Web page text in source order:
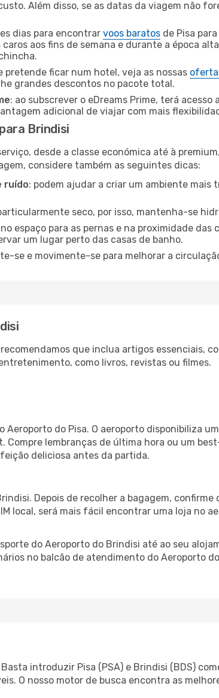
Além disso, se as datas da viagem não
dias para encontrar voos baratos de Pisa
aos fins de semana e durante a época
pretende ficar num hotel, veja as nossas
grandes descontos no pacote total.
: ao subscrever o eDreams Prime, terá
adicional de viajar com mais
Brindisi
desde a classe económica até à
considere também as seguintes dicas:
ruído: podem ajudar a criar um ambiente mais
seco, por isso, mantenha-se
espaço para as pernas e na proximidade
um lugar perto das casas de banho.
se e movimente-se para melhorar a
que inclua artigos essenciais,
como livros, revistas ou filmes.
Aeroporto do Pisa. O aeroporto disponibiliza
lembranças de última hora ou um
deliciosa antes da partida.
Depois de recolher a bagagem,
local, será mais fácil encontrar uma loja no
do Aeroporto do Brindisi até ao seu
no balcão de atendimento do Aeroporto
introduzir Pisa (PSA) e Brindisi (BDS)
O nosso motor de busca encontra as